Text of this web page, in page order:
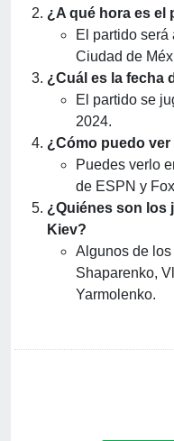
¿A qué hora es el
El partido será
Ciudad de
¿Cuál es la fecha
El partido se
2024.
¿Cómo puedo
Puedes verlo
de ESPN y
¿Quiénes son los
Kiev?
Algunos de
Shaparenko,
Yarmolenko.